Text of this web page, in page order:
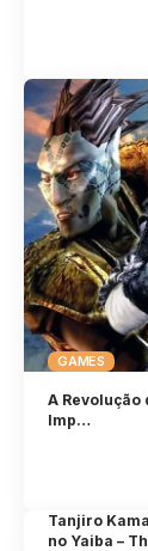
GAMES
A Revolução
Imp…
Tanjiro
no Yaiba –